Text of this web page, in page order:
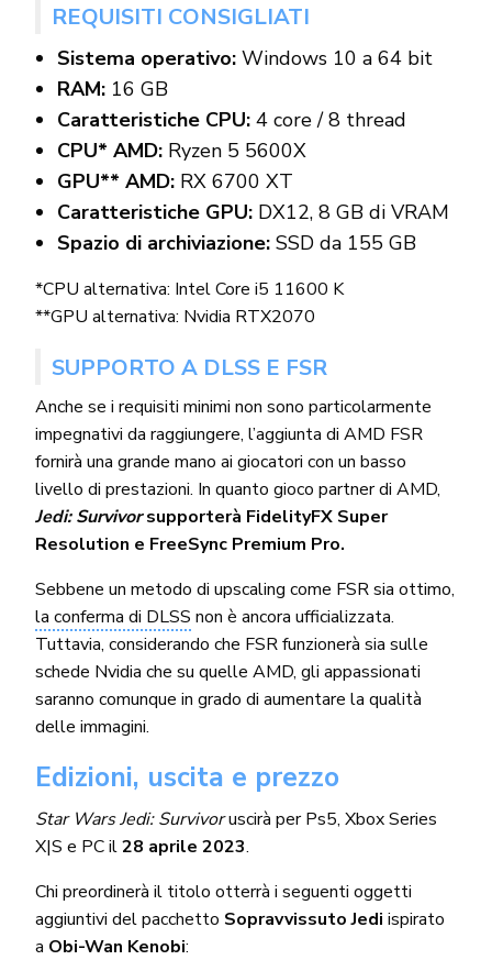
REQUISITI CONSIGLIATI
Sistema operativo:Windows 10 a 64 bit
RAM:16 GB
Caratteristiche CPU:4 core / 8 thread
CPU* AMD: Ryzen 5 5600X
GPU** AMD: RX 6700 XT
Caratteristiche GPU: DX12, 8 GB di VRAM
Spazio di archiviazione:SSD da 155 GB
*CPU alternativa: Intel Core i5 11600 K
**GPU alternativa: Nvidia RTX2070
SUPPORTO A DLSS E FSR
Anche se i requisiti minimi non sono particolarmente
impegnativi da raggiungere, l’aggiunta di AMD FSR
fornirà una grande mano ai giocatori con un basso
livello di prestazioni. In quanto gioco partner di AMD,
Jedi: Survivorsupporterà FidelityFX Super
Resolution e FreeSync Premium Pro.
Sebbene un metodo di upscaling come FSR sia ottimo,
la conferma di DLSS non è ancora ufficializzata.
Tuttavia, considerando che FSR funzionerà sia sulle
schede Nvidia che su quelle AMD, gli appassionati
saranno comunque in grado di aumentare la qualità
delle immagini.
Edizioni, uscita e prezzo
Star Wars Jedi: Survivoruscirà per Ps5, Xbox Series
X|S e PC il28 aprile 2023.
Chi preordinerà il titolo otterrà i seguenti oggetti
aggiuntivi del pacchetto Sopravvissuto Jedi ispirato
a Obi-Wan Kenobi: